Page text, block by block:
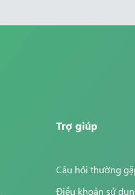
Trợ giúp
Câu hỏi thường
Điều khoản sử